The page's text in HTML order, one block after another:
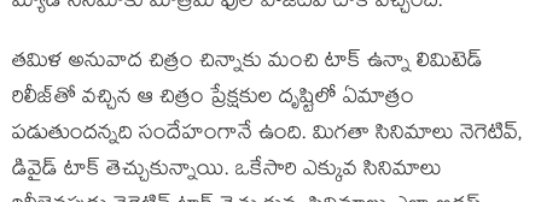
త‌మిళ అనువాద చిత్రం చిన్నాకు మంచి టాక్ ఉన్నా లిమిటెడ్
రిలీజ్‌తో వ‌చ్చిన ఆ చిత్రం ప్రేక్ష‌కుల దృష్టిలో ఏమాత్రం
ప‌డుతుంద‌న్న‌ది సందేహంగానే ఉంది. మిగ‌తా సినిమాలు నెగెటివ్,
డివైడ్ టాక్ తెచ్చుకున్నాయి. ఒకేసారి ఎక్కువ సినిమాలు